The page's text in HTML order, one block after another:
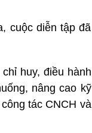
cuộc diễn tập đã
huy, điều hành
nâng cao kỹ
tác CNCH và